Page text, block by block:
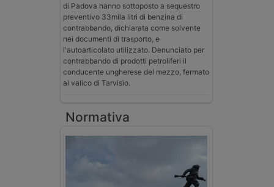
di Padova hanno sottoposto a sequestro
preventivo 33mila litri di benzina di
contrabbando, dichiarata come solvente
nei documenti di trasporto, e
l'autoarticolato utilizzato. Denunciato per
contrabbando di prodotti petroliferi il
conducente ungherese del mezzo, fermato
al valico di Tarvisio.
Normativa